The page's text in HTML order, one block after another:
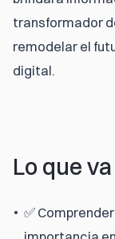
transformador
remodelar el
digital.
Lo que
✅